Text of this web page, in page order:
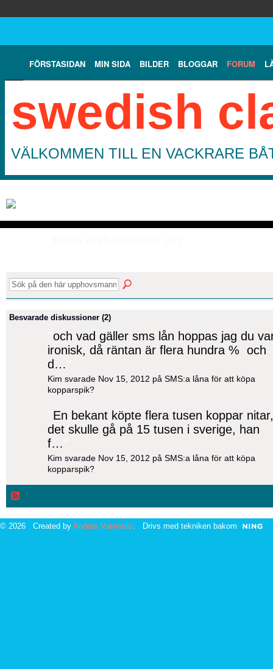
FÖRSTASIDAN MIN SIDA BILDER BLOGGAR FORUM
swedish
VÄLKOMMEN TILL EN VACKRARE
Besvarade diskussioner (2)
och vad gäller sms lån hoppas jag du
ironisk, då räntan är flera hundra % och
d…
Kim svarade Nov 15, 2012 på SMS:a låna för att köpa
kopparspik?
En bekant köpte flera tusen koppar nitar,
det skulle gå på 15 tusen i sverige, han
f…
Kim svarade Nov 15, 2012 på SMS:a låna för att köpa
kopparspik?
© 2026 Created by Anders Værnéus . Drivs med tekniken bakom